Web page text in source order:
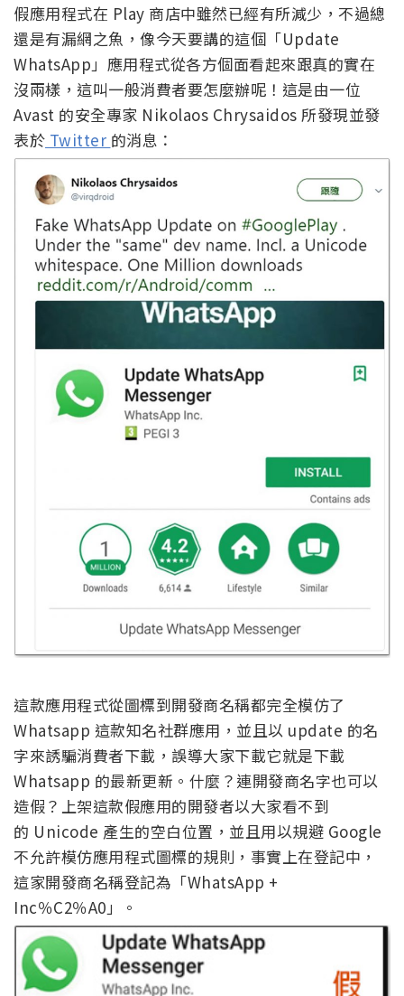
假應用程式在 Play 商店中雖然已經有所減少，不過總
還是有漏網之魚，像今天要講的這個「Update
WhatsApp」應用程式從各方個面看起來跟真的實在
沒兩樣，這叫一般消費者要怎麼辦呢！這是由一位
Avast 的安全專家 Nikolaos Chrysaidos 所發現並發
表於 Twitter 的消息：
這款應用程式從圖標到開發商名稱都完全模仿了
Whatsapp 這款知名社群應用，並且以 update 的名
字來誘騙消費者下載，誤導大家下載它就是下載
Whatsapp 的最新更新。什麼？連開發商名字也可以
造假？上架這款假應用的開發者以大家看不到
的 Unicode 產生的空白位置，並且用以規避 Google
不允許模仿應用程式圖標的規則，事實上在登記中，
這家開發商名稱登記為「WhatsApp +
Inc％C2％A0」。